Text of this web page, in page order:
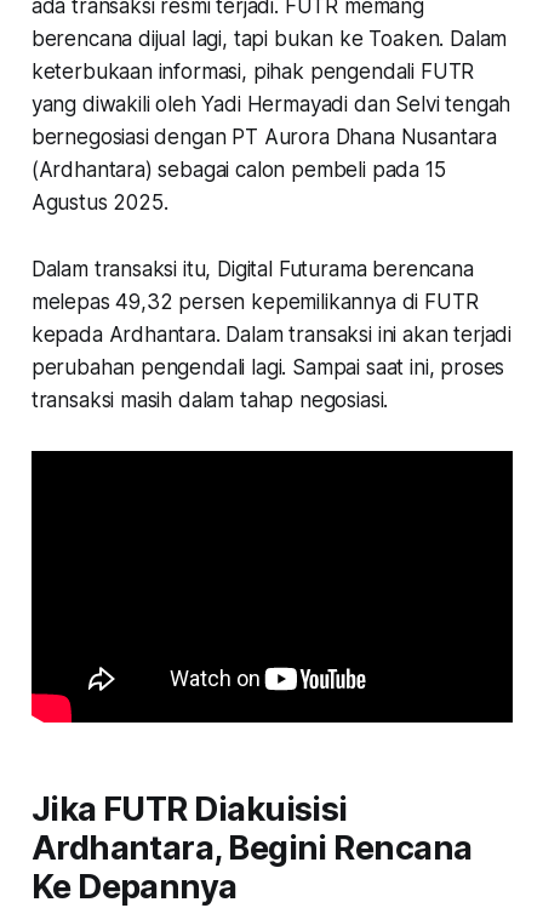
ada transaksi resmi terjadi. FUTR memang
berencana dijual lagi, tapi bukan ke Toaken. Dalam
keterbukaan informasi, pihak pengendali FUTR
yang diwakili oleh Yadi Hermayadi dan Selvi tengah
bernegosiasi dengan PT Aurora Dhana Nusantara
(Ardhantara) sebagai calon pembeli pada 15
Agustus 2025.
Dalam transaksi itu, Digital Futurama berencana
melepas 49,32 persen kepemilikannya di FUTR
kepada Ardhantara. Dalam transaksi ini akan terjadi
perubahan pengendali lagi. Sampai saat ini, proses
transaksi masih dalam tahap negosiasi.
Jika FUTR Diakuisisi
Ardhantara, Begini Rencana
Ke Depannya